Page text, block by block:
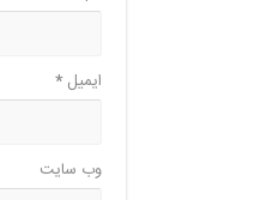
ایمیل*
وب‌ سایت